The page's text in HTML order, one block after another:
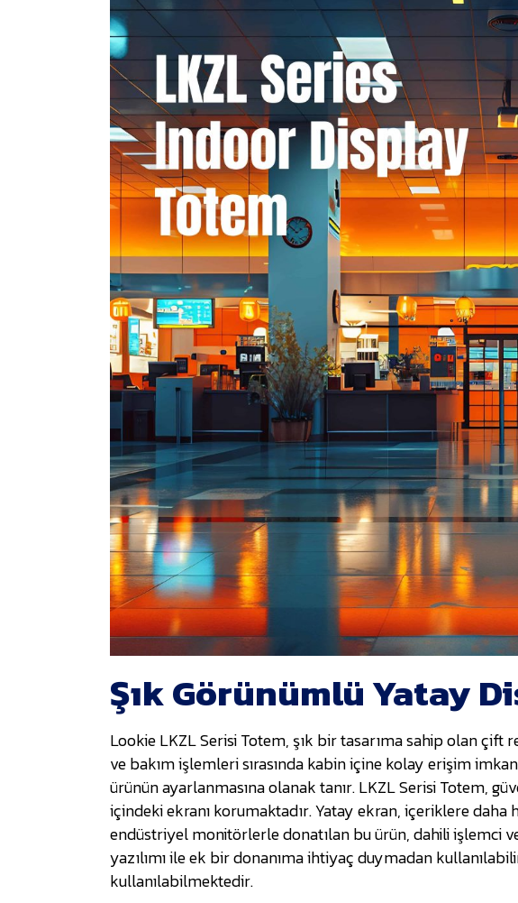
Şık Görünümlü Yatay
Lookie LKZL Serisi Totem, şık bir tasarıma sahip olan çift
ve bakım işlemleri sırasında kabin içine kolay erişim
ürünün ayarlanmasına olanak tanır. LKZL Serisi Totem,
içindeki ekranı korumaktadır. Yatay ekran, içeriklere daha
endüstriyel monitörlerle donatılan bu ürün, dahili işlemci
yazılımı ile ek bir donanıma ihtiyaç duymadan
kullanılabilmektedir.